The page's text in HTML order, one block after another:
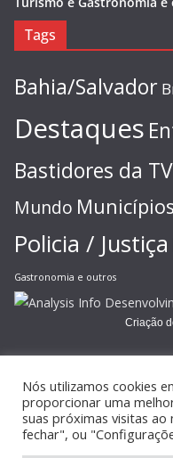
Tags
Bahia/Salvador
Destaques
Bastidores da
Mundo Municípios
Policia / Justiça
Gastronomia e outros
Criação
Copyright © 2026JORNAL
Nós utilizamos cookies
proporcionar uma
suas próximas visitas ao
fechar", ou